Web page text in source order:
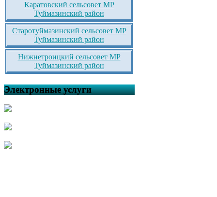
Каратовский сельсовет МР
Туймазинский район
Старотуймазинский сельсовет МР
Туймазинский район
Нижнетроицкий сельсовет МР
Туймазинский район
Электронные услуги